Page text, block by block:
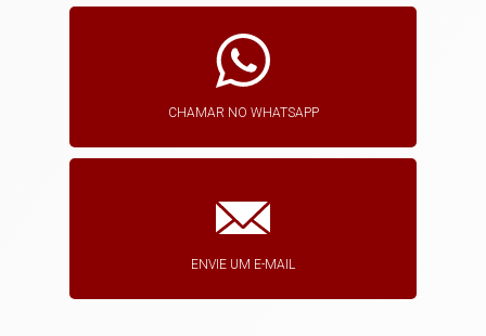
CHAMAR NO WHATSAPP
ENVIE UM E-MAIL